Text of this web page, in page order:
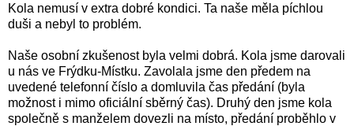
Kola nemusí v extra dobré kondici. Ta naše měla píchlou
duši a nebyl to problém.
Naše osobní zkušenost byla velmi dobrá. Kola jsme darovali
u nás ve Frýdku-Místku. Zavolala jsme den předem na
uvedené telefonní číslo a domluvila čas předání (byla
možnost i mimo oficiální sběrný čas). Druhý den jsme kola
společně s manželem dovezli na místo, předání proběhlo v